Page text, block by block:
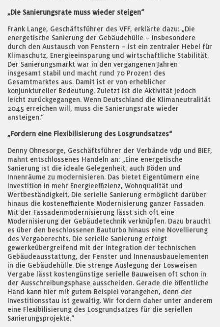
„Die Sanierungsrate muss wieder steigen“
Frank Lange, Geschäftsführer des VFF, erklärte dazu: „Die
energetische Sanierung der Gebäudehülle – insbesondere
durch den Austausch von Fenstern – ist ein zentraler Hebel für
Klimaschutz, Energieeinsparung und wirtschaftliche Stabilität.
Der Sanierungsmarkt war in den vergangenen Jahren
insgesamt stabil und macht rund 70 Prozent des
Gesamtmarktes aus. Damit ist er von erheblicher
konjunktureller Bedeutung. Zuletzt ist die Aktivität jedoch
leicht zurückgegangen. Wenn Deutschland die Klimaneutralität
2045 erreichen will, muss die Sanierungsrate wieder
ansteigen.“
„Fordern eine Flexibilisierung des Losgrundsatzes“
Denny Ohnesorge, Geschäftsführer der Verbände vdp und BIEF,
mahnt entschlossenes Handeln an: „Eine energetische
Sanierung ist die ideale Gelegenheit, auch Böden und
Innenräume zu modernisieren. Das bietet Eigentümern eine
Investition in mehr Energieeffizienz, Wohnqualität und
Wertbeständigkeit. Die serielle Sanierung ermöglicht darüber
hinaus die kosteneffiziente Modernisierung ganzer Fassaden.
Mit der Fassadenmodernisierung lässt sich oft eine
Modernisierung der Gebäudetechnik verknüpfen. Dazu braucht
es über den beschlossenen Bauturbo hinaus eine Novellierung
des Vergaberechts. Die serielle Sanierung erfolgt
gewerkeübergreifend mit der Integration der technischen
Gebäudeausstattung, der Fenster und Innenausbauelementen
in die Gebäudehülle. Die strenge Auslegung der Losweisen
Vergabe lässt kostengünstige serielle Bauweisen oft schon in
der Ausschreibungsphase ausscheiden. Gerade die öffentliche
Hand kann hier mit gutem Beispiel vorangehen, denn der
Investitionsstau ist gewaltig. Wir fordern daher unter anderem
eine Flexibilisierung des Losgrundsatzes für die seriellen
Sanierungsprojekte.“